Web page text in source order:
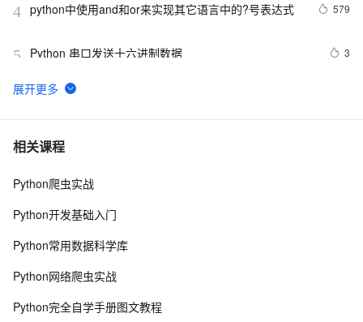
4 python中使用and和or来实现其它语言中的?号表达式 579
5 Python 串口发送十六进制数据 3
6 Python 多线程之threading介绍
7 python synflood test
8 Python是一种广泛使用的高级编程语言，具有许多优点
super()函数使用
10Python探索记(15)——Python内置函数
相关课程
Python爬虫实战
Python开发基础入门
Python常用数据科学库
Python网络爬虫实战
Python完全自学手册图文教程